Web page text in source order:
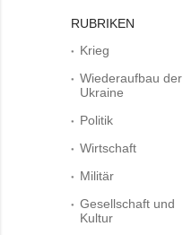
RUBRIKEN
Krieg
Wiederaufbau der
Ukraine
Politik
Wirtschaft
Militär
Gesellschaft und
Kultur